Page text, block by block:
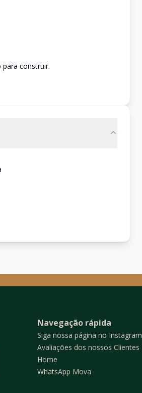
construir.
Navegação rápida
Siga nossa página no Instagram
Avaliações dos nossos Clientes
Home
WhatsApp Mova